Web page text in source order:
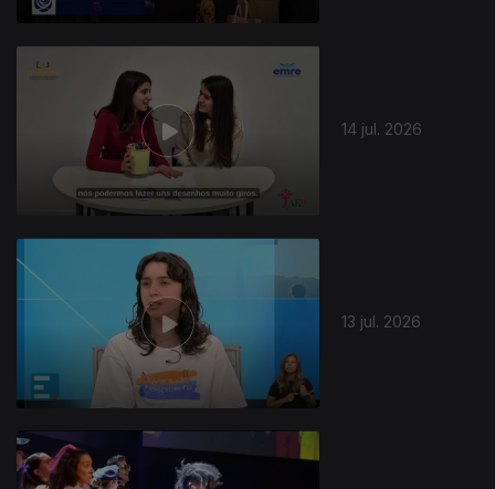
14 jul. 2026
13 jul. 2026